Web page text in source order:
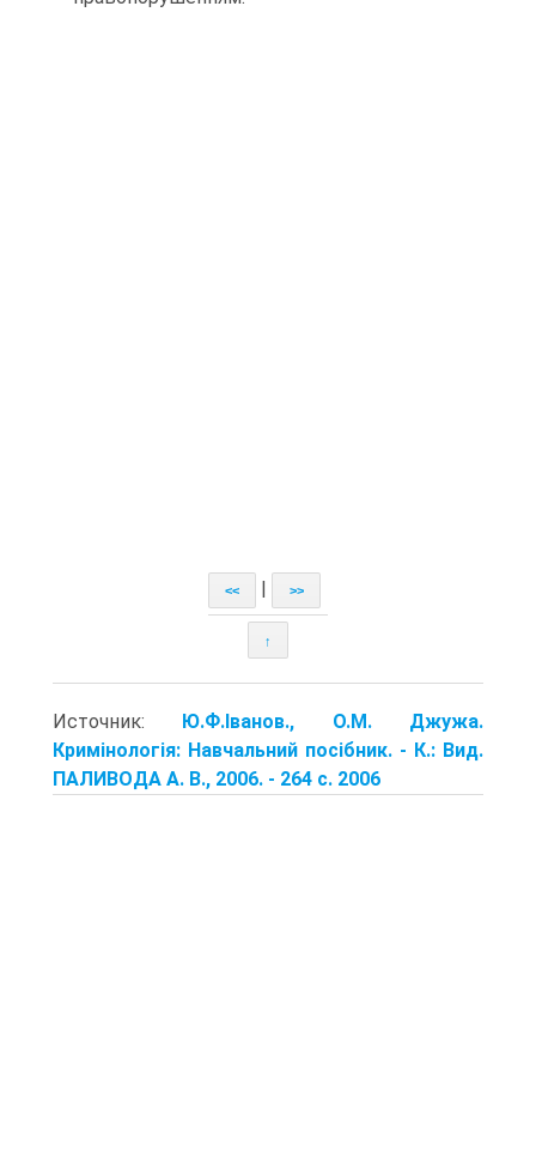
<< >>
↑
Источник: Ю.Ф.Іванов., О.М. Джужа.
Кримінологія: Навчальний посібник. - К.: Вид.
ПАЛИВОДА А. В., 2006. - 264 с. 2006